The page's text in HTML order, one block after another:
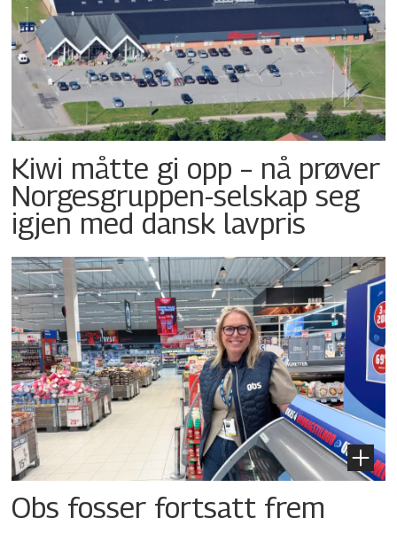
Kiwi måtte gi opp – nå prøver
Norgesgruppen-selskap seg
igjen med dansk lavpris
Obs fosser fortsatt frem